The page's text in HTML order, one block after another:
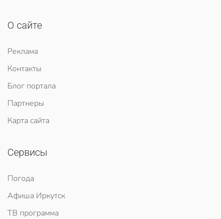
О сайте
Реклама
Контакты
Блог портала
Партнеры
Карта сайта
Сервисы
Погода
Афиша Иркутск
ТВ программа